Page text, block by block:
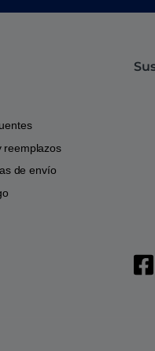
reemplazos
de envío